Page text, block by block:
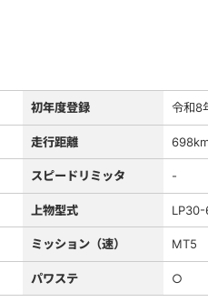
初年度登録 令和8
走行距離
スピードリミッタ -
上物型式 LP30-
ミッション（速） MT5
パワステ ○